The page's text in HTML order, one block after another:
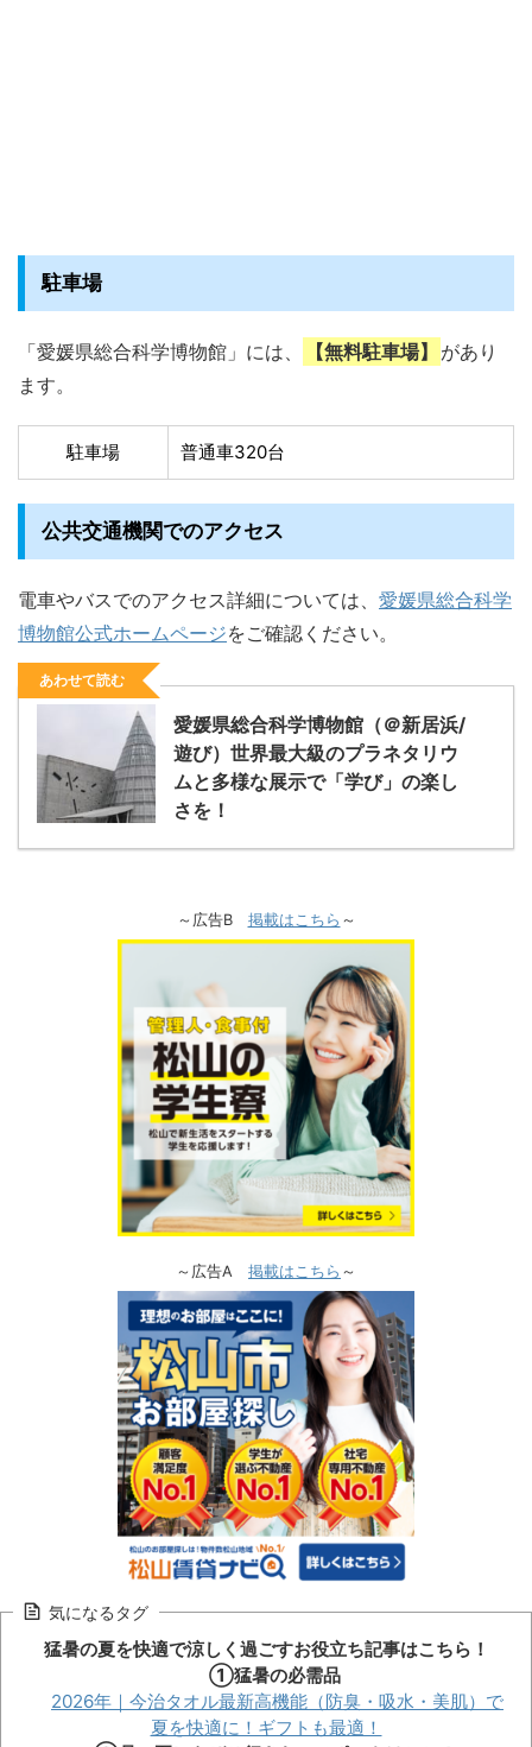
駐車場
「愛媛県総合科学博物館」には、 【無料駐車場】
があり
ます。
駐車場 普通車320台
公共交通機関でのアクセス
電車やバスでのアクセス詳細については、 愛媛県総合科学
博物館公式ホームページをご確認ください。
あわせて読む
愛媛県総合科学博物館（＠新居浜/
遊び）世界最大級のプラネタリウ
ムと多様な展示で「学び」の楽し
さを！
～広告B 掲載はこちら ～
～広告A 掲載はこちら ～
気になるタグ
猛暑の夏を快適で涼しく過ごすお役立ち記事はこちら！
①猛暑の必需品
2026年｜今治タオル最新高機能（防臭・吸水・美肌）で
夏を快適に！ギフトも最適！